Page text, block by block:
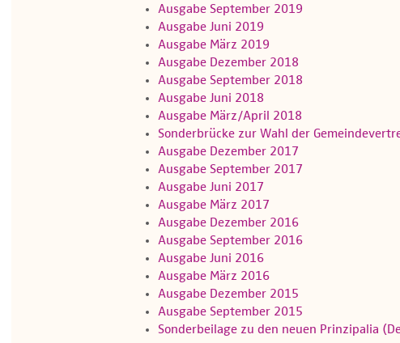
Ausgabe September 2019
Ausgabe Juni 2019
Ausgabe März 2019
Ausgabe Dezember 2018
Ausgabe September 2018
Ausgabe Juni 2018
Ausgabe März/April 2018
Sonderbrücke zur Wahl der
Ausgabe Dezember 2017
Ausgabe September 2017
Ausgabe Juni 2017
Ausgabe März 2017
Ausgabe Dezember 2016
Ausgabe September 2016
Ausgabe Juni 2016
Ausgabe März 2016
Ausgabe Dezember 2015
Ausgabe September 2015
Sonderbeilage zu den neuen Prinzipalia